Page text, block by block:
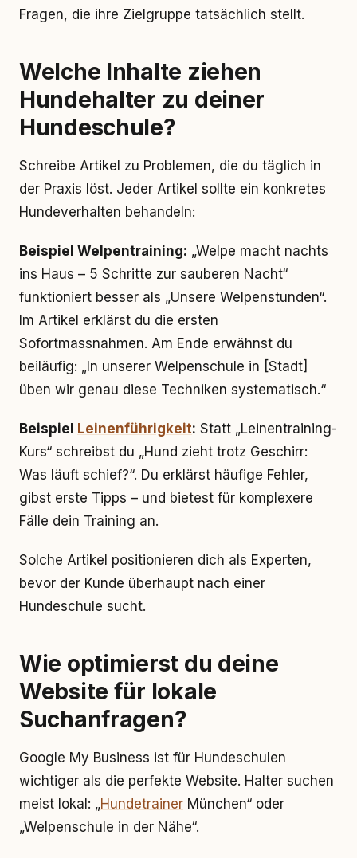
Fragen, die ihre Zielgruppe tatsächlich stellt.
Welche Inhalte ziehen
Hundehalter zu deiner
Hundeschule?
Schreibe Artikel zu Problemen, die du täglich in
der Praxis löst. Jeder Artikel sollte ein konkretes
Hundeverhalten behandeln:
Beispiel Welpentraining: „Welpe macht nachts
ins Haus – 5 Schritte zur sauberen Nacht“
funktioniert besser als „Unsere Welpenstunden“.
Im Artikel erklärst du die ersten
Sofortmassnahmen. Am Ende erwähnst du
beiläufig: „In unserer Welpenschule in [Stadt]
üben wir genau diese Techniken systematisch.“
Beispiel Leinenführigkeit: Statt „Leinentraining-
Kurs“ schreibst du „Hund zieht trotz Geschirr:
Was läuft schief?“. Du erklärst häufige Fehler,
gibst erste Tipps – und bietest für komplexere
Fälle dein Training an.
Solche Artikel positionieren dich als Experten,
bevor der Kunde überhaupt nach einer
Hundeschule sucht.
Wie optimierst du deine
Website für lokale
Suchanfragen?
Google My Business ist für Hundeschulen
wichtiger als die perfekte Website. Halter suchen
meist lokal: „Hundetrainer München“ oder
„Welpenschule in der Nähe“.